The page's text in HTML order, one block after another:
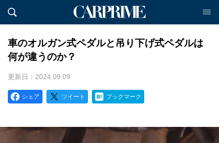
車のオルガン式ペダルと吊り下げ式ペダルは
何が違うのか？
更新日：2024.09.09
シェア ツイート ブックマーク